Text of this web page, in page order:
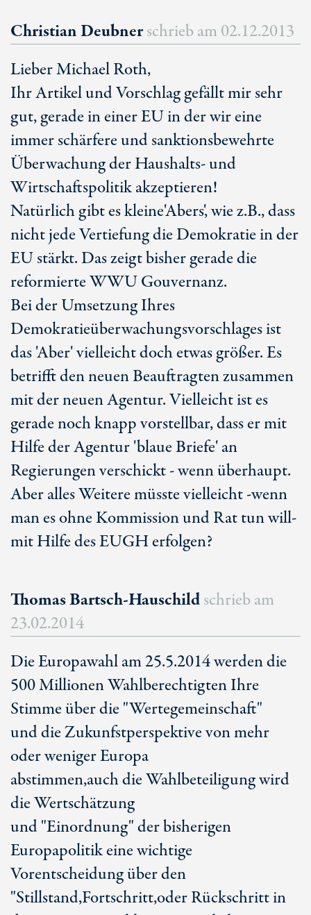
Christian Deubnerschrieb am 02.12.2013
Lieber Michael Roth,
Ihr Artikel und Vorschlag gefällt mir sehr
gut, gerade in einer EU in der wir eine
immer schärfere und sanktionsbewehrte
Überwachung der Haushalts- und
Wirtschaftspolitik akzeptieren!
Natürlich gibt es kleine'Abers', wie z.B., dass
nicht jede Vertiefung die Demokratie in der
EU stärkt. Das zeigt bisher gerade die
reformierte WWU Gouvernanz.
Bei der Umsetzung Ihres
Demokratieüberwachungsvorschlages ist
das 'Aber' vielleicht doch etwas größer. Es
betrifft den neuen Beauftragten zusammen
mit der neuen Agentur. Vielleicht ist es
gerade noch knapp vorstellbar, dass er mit
Hilfe der Agentur 'blaue Briefe' an
Regierungen verschickt - wenn überhaupt.
Aber alles Weitere müsste vielleicht -wenn
man es ohne Kommission und Rat tun will-
mit Hilfe des EUGH erfolgen?
Thomas Bartsch-Hauschildschrieb am
23.02.2014
Die Europawahl am 25.5.2014 werden die
500 Millionen Wahlberechtigten Ihre
Stimme über die "Wertegemeinschaft"
und die Zukunfstperspektive von mehr
oder weniger Europa
abstimmen,auch die Wahlbeteiligung wird
die Wertschätzung
und "Einordnung" der bisherigen
Europapolitik eine wichtige
Vorentscheidung über den
"Stillstand,Fortschritt,oder Rückschritt in